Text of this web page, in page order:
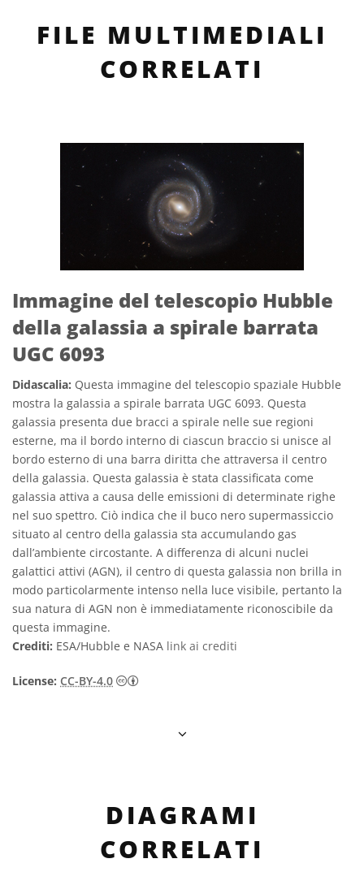
FILE MULTIMEDIALI
CORRELATI
Immagine del telescopio Hubble
della galassia a spirale barrata
UGC 6093
Didascalia: Questa immagine del telescopio spaziale Hubble
mostra la galassia a spirale barrata UGC 6093. Questa
galassia presenta due bracci a spirale nelle sue regioni
esterne, ma il bordo interno di ciascun braccio si unisce al
bordo esterno di una barra diritta che attraversa il centro
della galassia. Questa galassia è stata classificata come
galassia attiva a causa delle emissioni di determinate righe
nel suo spettro. Ciò indica che il buco nero supermassiccio
situato al centro della galassia sta accumulando gas
dall’ambiente circostante. A differenza di alcuni nuclei
galattici attivi (AGN), il centro di questa galassia non brilla in
modo particolarmente intenso nella luce visibile, pertanto la
sua natura di AGN non è immediatamente riconoscibile da
questa immagine.
Crediti: ESA/Hubble e NASA link ai crediti
License: CC-BY-4.0 Creative Commons Attribuzione 4.0
DIAGRAMI
CORRELATI